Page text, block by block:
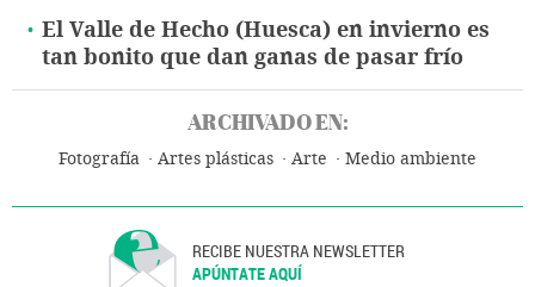
El Valle de Hecho (Huesca) en invierno es
tan bonito que dan ganas de pasar frío
ARCHIVADO EN:
Fotografía Artes plásticas Arte Medio ambiente
RECIBE NUESTRA NEWSLETTER
APÚNTATE AQUÍ